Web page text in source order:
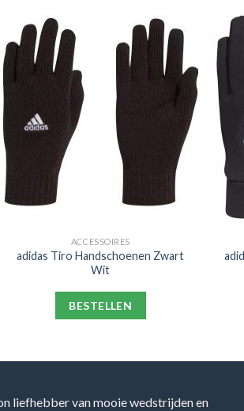
ACCESSOIRES
adidas Tiro Handschoenen Zwart
Wit
BESTELLEN
liefhebber van mooie wedstrijden en